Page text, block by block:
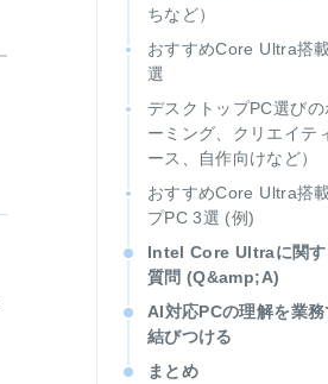
ちなど）
おすすめCore Ultra搭
選
デスクトップPC選び
ーミング、クリエイテ
ース、自作向けなど）
おすすめCore Ultra搭
プPC 3選 (例)
Intel Core Ultraに関す
質問 (Q&amp;A)
AI対応PCの理解を業
結びつける
まとめ